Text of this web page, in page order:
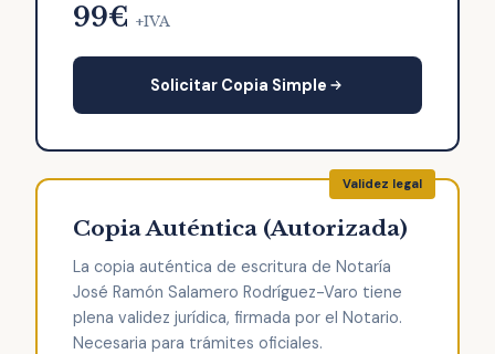
99€ +IVA
Solicitar Copia Simple
Copia Auténtica (Autorizada)
La copia auténtica de escritura de Notaría
José Ramón Salamero Rodríguez-Varo tiene
plena validez jurídica, firmada por el Notario.
Necesaria para trámites oficiales.